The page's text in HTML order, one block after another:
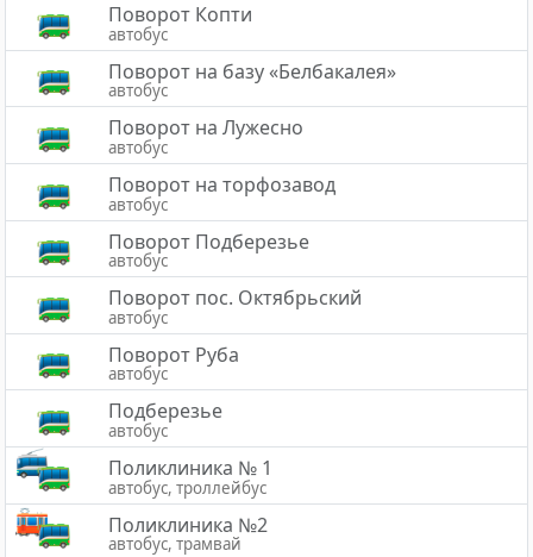
Поворот Копти
автобус
Поворот на базу «Белбакалея»
автобус
Поворот на Лужесно
автобус
Поворот на торфозавод
автобус
Поворот Подберезье
автобус
Поворот пос. Октябрьский
автобус
Поворот Руба
автобус
Подберезье
автобус
Поликлиника № 1
автобус, троллейбус
Поликлиника №2
автобус, трамвай